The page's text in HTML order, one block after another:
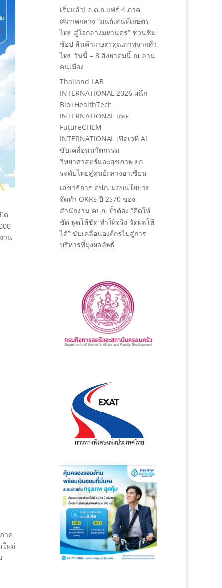
ด
าน
าค
ใหม่
เริ่มแล้ว! อ.ต.ก.แฟร์ 4 ภาค
@ภาคกลาง “มนต์เสน่ห์เกษตร
ไทย สู่ใจกลางมหานคร” ชวนชิม
ช้อป สินค้าเกษตรคุณภาพจากทั่ว
ไทย วันนี้ – 8 สิงหาคมนี้ ณ ลาน
คนเมือง
Thailand LAB
INTERNATIONAL 2026 ผนึก
Bio+HealthTech
INTERNATIONAL และ
FutureCHEM
INTERNATIONAL เปิดเวที AI
ขับเคลื่อนนวัตกรรม
วิทยาศาสตร์และสุขภาพ ยก
ระดับไทยสู่ศูนย์กลางอาเซียน
เลขาธิการ คปภ. มอบนโยบาย
จัดทำ OKRs ปี 2570 ของ
สำนักงาน คปภ. ย้ำต้อง “คิดให้
ชัด พูดให้ชัด ทำให้จริง วัดผลให้
ได้” ขับเคลื่อนองค์กรไปสู่การ
บริหารที่มุ่งผลลัพธ์